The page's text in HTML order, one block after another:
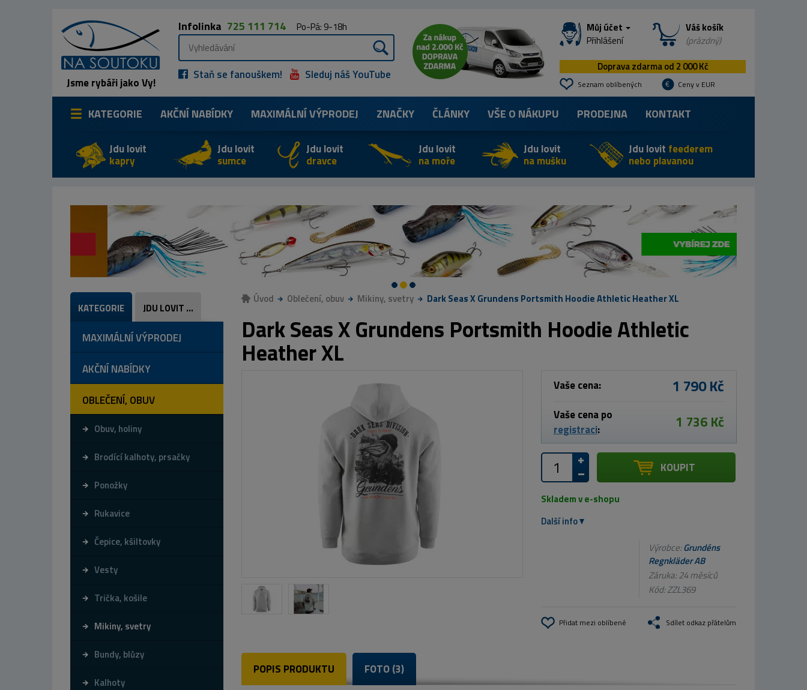
Jsme rybáři jako Vy!
Infolinka 725 111 714 Po-Pá: 9-18h
Staň se fanouškem! Sleduj náš YouTube
Můj účet
Přihlášení
Váš košík
(prázdný)
Doprava zdarma od 2 000 Kč
Seznam oblíbených Ceny v EUR
KATEGORIE AKČNÍ NABÍDKY MAXIMÁLNÍVÝPRODEJ ZNAČKY ČLÁNKY VŠE O NÁKUPU PRODEJNA KONTAKT
Jdu lovit
kapry
Jdu lovit
sumce
Jdu lovit
dravce
Jdu lovit
na moře
Jdu lovit
na mušku
Jdu lovit feederem
nebo plavanou
KATEGORIE JDU LOVIT ...
MAXIMÁLNÍ VÝPRODEJ
AKČNÍ NABÍDKY
OBLEČENÍ, OBUV
Obuv, holiny
Brodící kalhoty, prsačky
Ponožky
Rukavice
Čepice, kšiltovky
Vesty
Trička, košile
Mikiny, svetry
Bundy, blůzy
Kalhoty
Úvod Oblečení, obuv Mikiny, svetry Dark Seas X Grundens Portsmith Hoodie Athletic Heather XL
Dark Seas X Grundens Portsmith Hoodie Athletic
Heather XL
Vaše cena: 1 790 Kč
Vaše cena po
registraci: 1 736 Kč
KOUPIT
Skladem v e-shopu
Další info
Výrobce:Grundéns
Regnkläder AB
Záruka: 24 měsíců
Kód:ZZL369
Přidat mezi oblíbené Sdílet odkaz přátelům
POPIS PRODUKTU FOTO (3)